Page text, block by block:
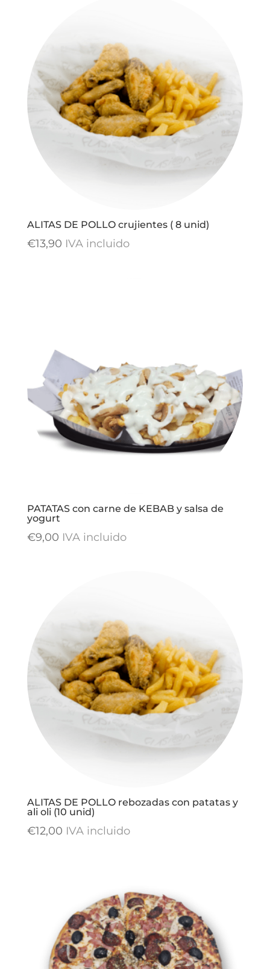
ALITAS DE POLLO crujientes ( 8 unid)
€13,90 IVA incluido
PATATAS con carne de KEBAB y salsa de
yogurt
€9,00 IVA incluido
ALITAS DE POLLO rebozadas con patatas y
ali oli (10 unid)
€12,00 IVA incluido